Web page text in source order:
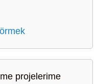
projelerime